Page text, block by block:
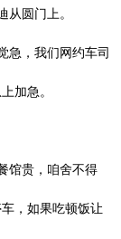
从圆门上。
急，我们网约车司
加急。
馆贵，咱舍不得
，如果吃顿饭让